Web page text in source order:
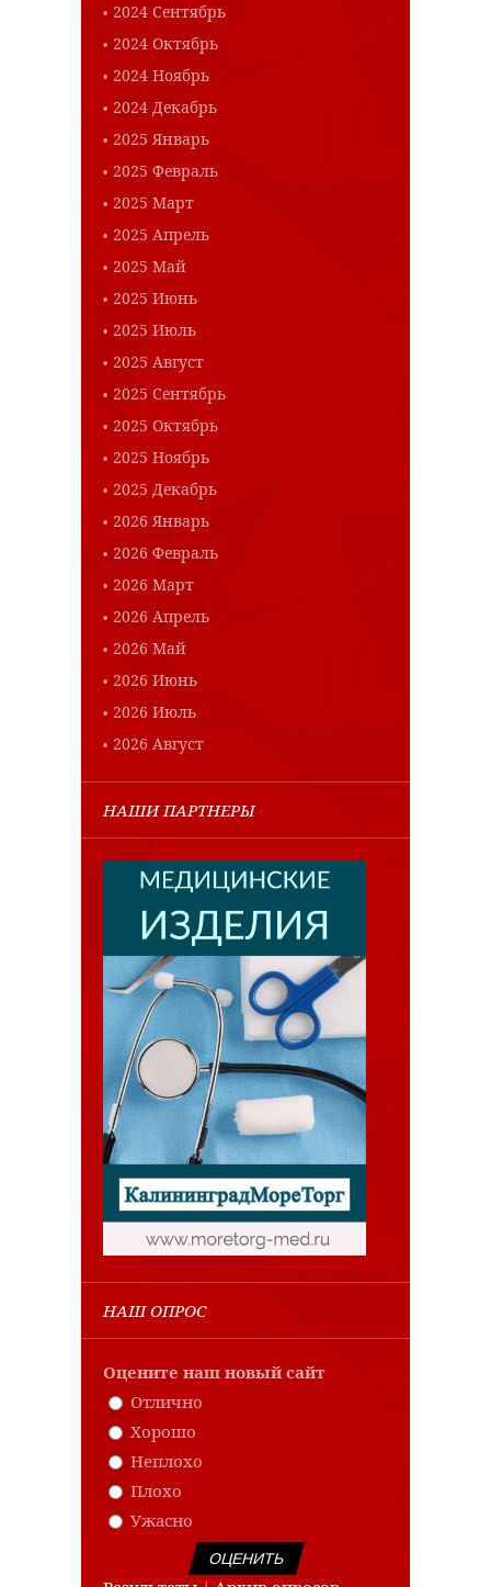
2024 Сентябрь
2024 Октябрь
2024 Ноябрь
2024 Декабрь
2025 Январь
2025 Февраль
2025 Март
2025 Апрель
2025 Май
2025 Июнь
2025 Июль
2025 Август
2025 Сентябрь
2025 Октябрь
2025 Ноябрь
2025 Декабрь
2026 Январь
2026 Февраль
2026 Март
2026 Апрель
2026 Май
2026 Июнь
2026 Июль
2026 Август
НАШИ ПАРТНЕРЫ
НАШ ОПРОС
Оцените наш новый сайт
Отлично
Хорошо
Неплохо
Плохо
Ужасно